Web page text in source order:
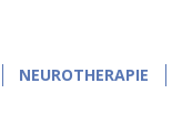
NEUROTHERAPIE
NEUROTHERAPIE